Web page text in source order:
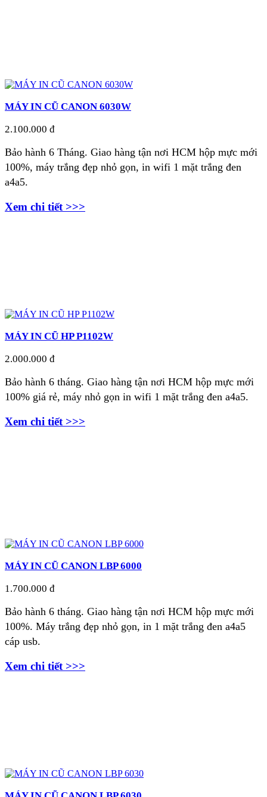
MÁY IN CŨ CANON 6030W
2.100.000 đ
Bảo hành 6 Tháng. Giao hàng tận nơi HCM hộp mực mới
100%, máy trắng đẹp nhỏ gọn, in wifi 1 mặt trắng đen
a4a5.
Xem chi tiết >>>
MÁY IN CŨ HP P1102W
2.000.000 đ
Bảo hành 6 tháng. Giao hàng tận nơi HCM hộp mực mới
100% giá rẻ, máy nhỏ gọn in wifi 1 mặt trắng đen a4a5.
Xem chi tiết >>>
MÁY IN CŨ CANON LBP 6000
1.700.000 đ
Bảo hành 6 tháng. Giao hàng tận nơi HCM hộp mực mới
100%. Máy trắng đẹp nhỏ gọn, in 1 mặt trắng đen a4a5
cáp usb.
Xem chi tiết >>>